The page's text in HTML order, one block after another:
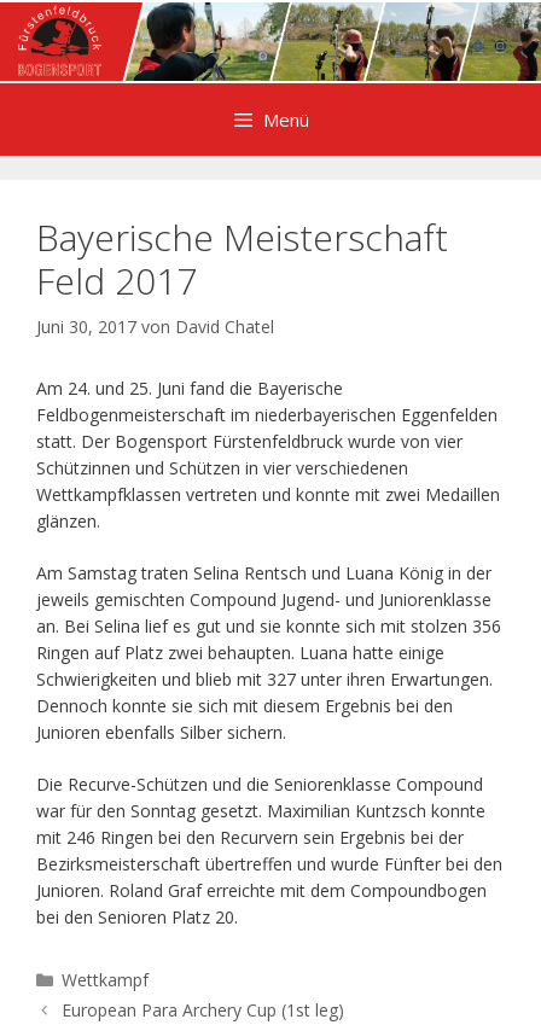
Zum
Inhalt
springen
Menü
Bayerische Meisterschaft
Feld 2017
Juni 30, 2017 von David Chatel
Am 24. und 25. Juni fand die Bayerische
Feldbogenmeisterschaft im niederbayerischen Eggenfelden
statt. Der Bogensport Fürstenfeldbruck wurde von vier
Schützinnen und Schützen in vier verschiedenen
Wettkampfklassen vertreten und konnte mit zwei Medaillen
glänzen.
Am Samstag traten Selina Rentsch und Luana König in der
jeweils gemischten Compound Jugend- und Juniorenklasse
an. Bei Selina lief es gut und sie konnte sich mit stolzen 356
Ringen auf Platz zwei behaupten. Luana hatte einige
Schwierigkeiten und blieb mit 327 unter ihren Erwartungen.
Dennoch konnte sie sich mit diesem Ergebnis bei den
Junioren ebenfalls Silber sichern.
Die Recurve-Schützen und die Seniorenklasse Compound
war für den Sonntag gesetzt. Maximilian Kuntzsch konnte
mit 246 Ringen bei den Recurvern sein Ergebnis bei der
Bezirksmeisterschaft übertreffen und wurde Fünfter bei den
Junioren. Roland Graf erreichte mit dem Compoundbogen
bei den Senioren Platz 20.
Kategorien
Wettkampf
European Para Archery Cup (1st leg)